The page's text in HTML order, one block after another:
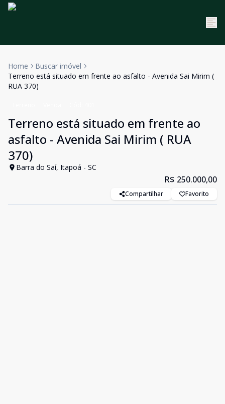
Home
Buscar imóvel
Terreno está situado em frente ao asfalto - Avenida Sai Mirim (
RUA 370)
Terreno está situado em frente ao
asfalto - Avenida Sai Mirim ( RUA
370)
Barra do Saí, Itapoá - SC
R$ 250.000,00
Compartilhar Favorito